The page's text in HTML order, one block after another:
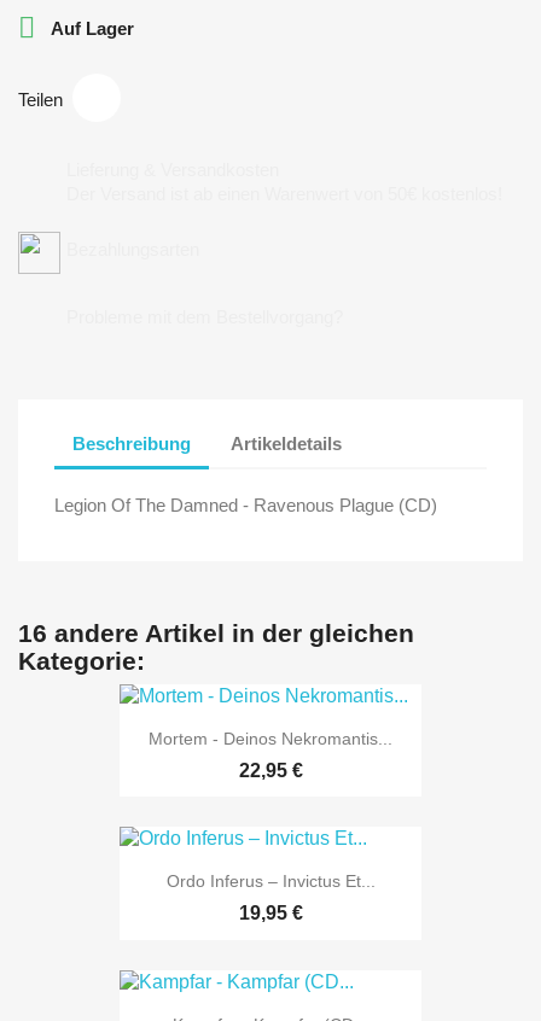
 Auf Lager
Teilen
Beschreibung Artikeldetails
Legion Of The Damned - Ravenous Plague (CD)
16 andere Artikel in der gleichen
Kategorie:
Mortem - Deinos Nekromantis...
22,95 €
Ordo Inferus – Invictus Et...
19,95 €